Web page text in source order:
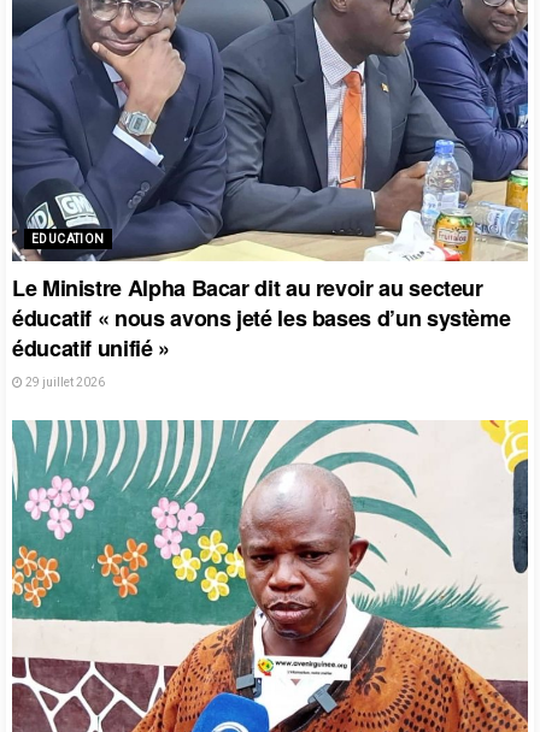
EDUCATION
Le Ministre Alpha Bacar dit au revoir au secteur
éducatif « nous avons jeté les bases d’un système
éducatif unifié »
29 juillet 2026